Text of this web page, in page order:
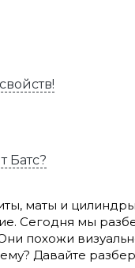
Батс?
маты и
Сегодня мы
похожи
Давайте